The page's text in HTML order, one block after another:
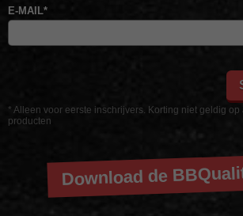
* Alleen voor eerste inschrijvers. Korting niet geldig op
producten
E-MAIL*
Download de